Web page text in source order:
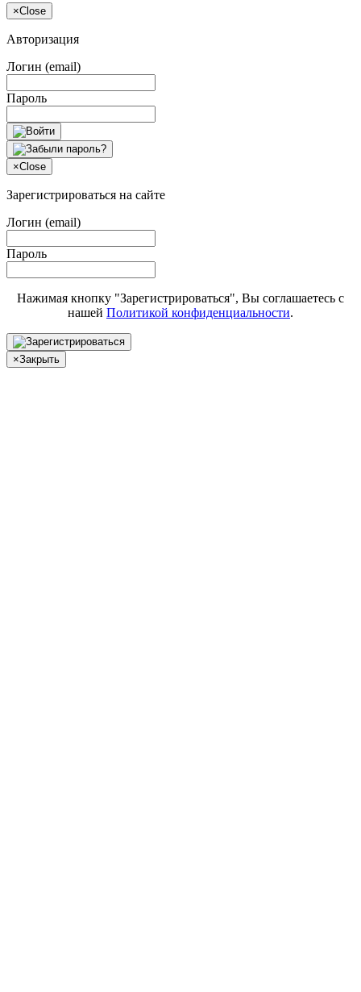
×Close
Авторизация
Логин (email)
Пароль
×Close
Зарегистрироваться на сайте
Логин (email)
Пароль
Нажимая кнопку "Зарегистрироваться", Вы соглашаетесь с
нашей Политикой конфиденциальности.
×Закрыть